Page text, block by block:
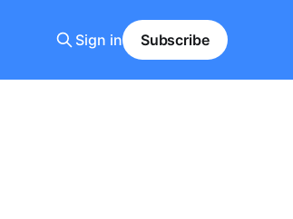
Sign in Subscribe